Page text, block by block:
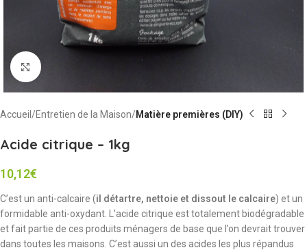
Cliquez pour agrandir
Accueil Entretien de la Maison Matière premières (DIY)
Acide citrique – 1kg
10,12€
C’est un anti-calcaire (il détartre, nettoie et dissout le calcaire) et un
formidable anti-oxydant. L’acide citrique est totalement biodégradable
et fait partie de ces produits ménagers de base que l’on devrait trouver
dans toutes les maisons. C’est aussi un des acides les plus répandus